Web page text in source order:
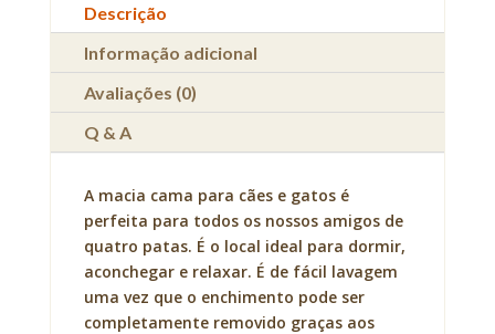
Descrição
Informação adicional
Avaliações (0)
Q & A
A macia cama para cães e gatos é
perfeita para todos os nossos amigos de
quatro patas. É o local ideal para dormir,
aconchegar e relaxar. É de fácil lavagem
uma vez que o enchimento pode ser
completamente removido graças aos